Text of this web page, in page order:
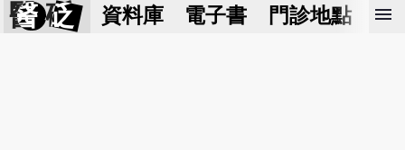
醫 砭 資料庫 電子書 門診地點 預
menu